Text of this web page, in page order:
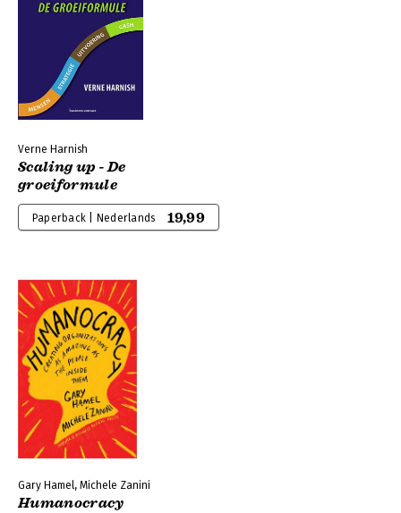
Verne Harnish
Scaling up - De
groeiformule
Paperback | Nederlands 19,99
Gary Hamel, Michele Zanini
Humanocracy